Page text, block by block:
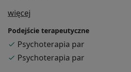
więcej
Podejście terapeutyczne
Psychoterapia par
Psychoterapia par